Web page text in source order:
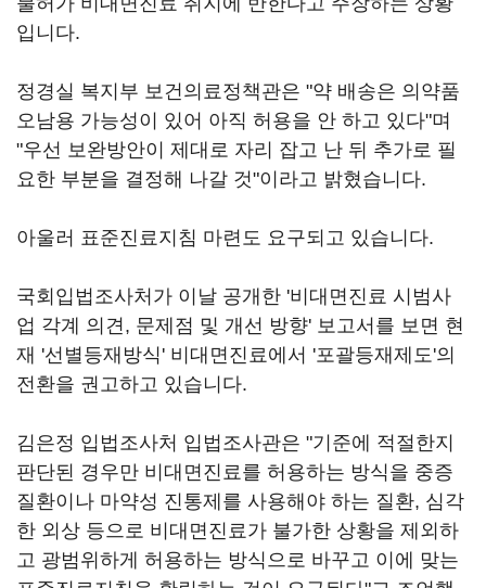
입니다.
정경실 복지부 보건의료정책관은 "약 배송은 의약품
오남용 가능성이 있어 아직 허용을 안 하고 있다"며
"우선 보완방안이 제대로 자리 잡고 난 뒤 추가로 필
요한 부분을 결정해 나갈 것"이라고 밝혔습니다.
아울러 표준진료지침 마련도 요구되고 있습니다.
국회입법조사처가 이날 공개한 '비대면진료 시범사
업 각계 의견, 문제점 및 개선 방향' 보고서를 보면 현
재 '선별등재방식' 비대면진료에서 '포괄등재제도'의
전환을 권고하고 있습니다.
김은정 입법조사처 입법조사관은 "기준에 적절한지
판단된 경우만 비대면진료를 허용하는 방식을 중증
질환이나 마약성 진통제를 사용해야 하는 질환, 심각
한 외상 등으로 비대면진료가 불가한 상황을 제외하
고 광범위하게 허용하는 방식으로 바꾸고 이에 맞는